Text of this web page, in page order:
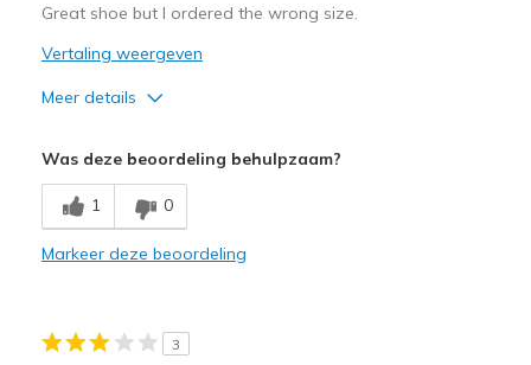
Great shoe but I ordered the wrong size.
Vertaling weergeven
Meer details
Width
Sizing
Feels full size too big
Was deze beoordeling behulpzaam?
1 0
Markeer deze beoordeling
3